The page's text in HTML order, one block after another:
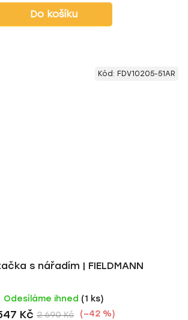
Do košíku
s nářadím | FIELDMANN
Odesíláme ihned (1 ks)
Kč 2 690 Kč (–42 %)
Kód: FDV10205-51AR